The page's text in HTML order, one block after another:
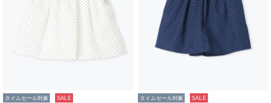
タイムセール対象 SALE タイムセール対象 SALE